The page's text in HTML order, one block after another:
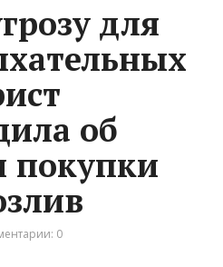
для
об
покупки
0